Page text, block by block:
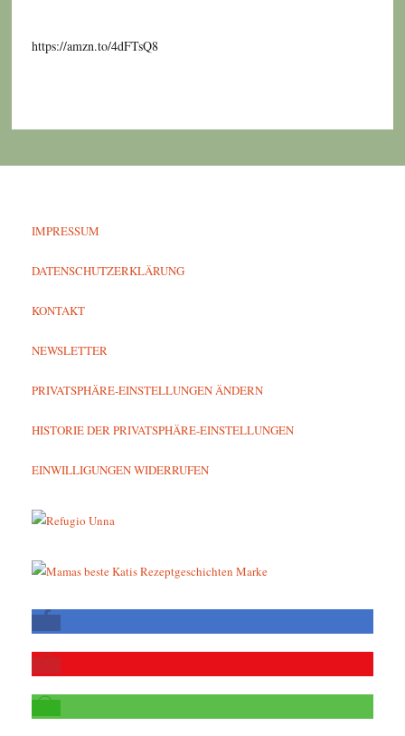
https://amzn.to/4dFTsQ8
IMPRESSUM
DATENSCHUTZERKLÄRUNG
KONTAKT
NEWSLETTER
PRIVATSPHÄRE-EINSTELLUNGEN ÄNDERN
HISTORIE DER PRIVATSPHÄRE-EINSTELLUNGEN
EINWILLIGUNGEN WIDERRUFEN